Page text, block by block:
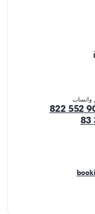
واتساب
+90 552 822